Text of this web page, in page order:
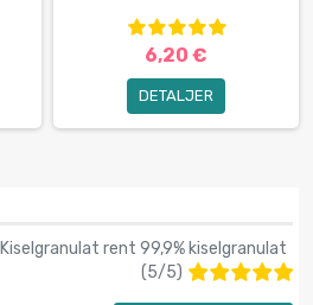
6,20 €
DETALJER
Kiselgranulat rent 99,9% kiselgranulat
(5/5)